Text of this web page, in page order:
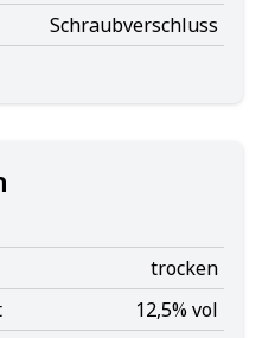
Schraubverschluss
trocken
12,5% vol